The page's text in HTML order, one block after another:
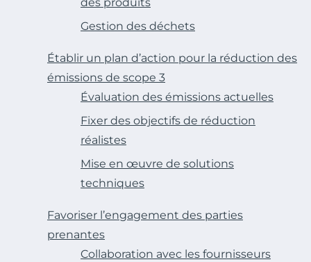
Gestion des déchets
Établir un plan d’action pour la réduction des
émissions de scope 3
Évaluation des émissions actuelles
Fixer des objectifs de réduction
réalistes
Mise en œuvre de solutions
techniques
Favoriser l’engagement des parties
prenantes
Collaboration avec les fournisseurs